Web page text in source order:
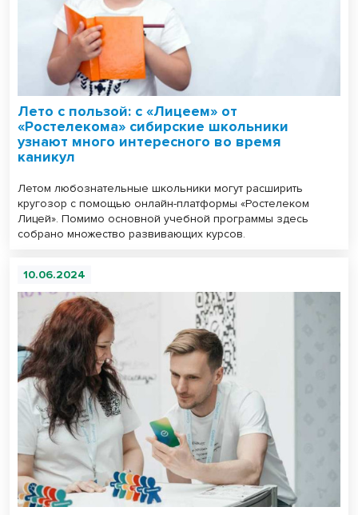
Лето с пользой: с «Лицеем» от
«Ростелекома» сибирские школьники
узнают много интересного во время
каникул
Летом любознательные школьники могут расширить
кругозор с помощью онлайн-платформы «Ростелеком
Лицей». Помимо основной учебной программы здесь
собрано множество развивающих курсов.
10.06.2024